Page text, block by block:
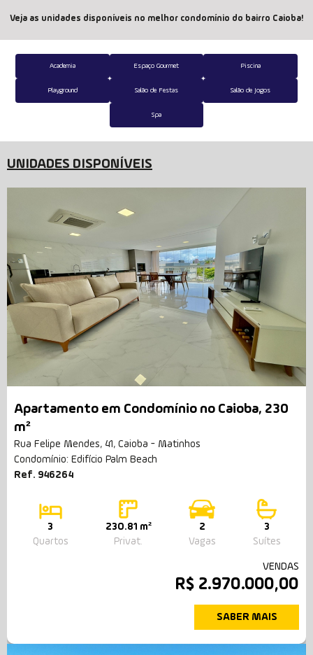
Veja as unidades disponíveis no melhor condomínio do bairro Caioba!
Academia Espaço Gourmet Piscina
Playground Salão de Festas Salão de Jogos
Spa
UNIDADES DISPONÍVEIS
Apartamento em Condomínio no Caioba, 230
m²
Rua Felipe Mendes, 41, Caioba - Matinhos
Condomínio: Edifício Palm Beach
Ref. 946264
3
Quartos
230.81 m²
Privat.
2
Vagas
3
Suítes
VENDAS
R$ 2.970.000,00
SABER MAIS